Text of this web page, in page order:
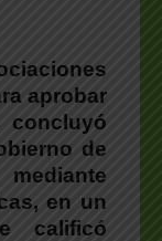
aprobar
concluyó
de
en un
calificó